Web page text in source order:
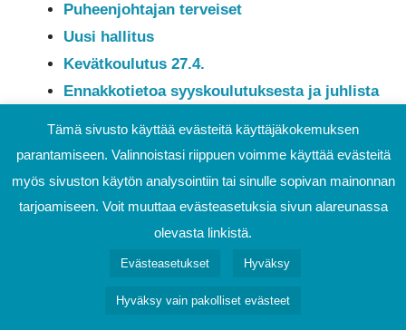
Puheenjohtajan terveiset
Uusi hallitus
Kevätkoulutus 27.4.
Ennakkotietoa syyskoulutuksesta ja juhlista
kanavat
Kuukauden treenit
Levitä tietoa pilateksesta!
Unelmien liikuntapäivä 10.5.
Yhteystietojen muutoksista ilmoittaminen
Yhdistyksen hallitus
Tämä sivusto käyttää evästeitä käyttäjäkokemuksen
parantamiseen. Valinnoistasi riippuen voimme käyttää evästeitä
myös sivuston käytön analysointiin tai sinulle sopivan mainonnan
tarjoamiseen. Voit muuttaa evästeasetuksia sivun alareunassa
olevasta linkistä.
Evästeasetukset Hyväksy
Hyväksy vain pakolliset evästeet